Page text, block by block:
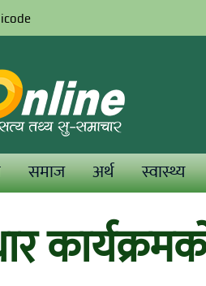
समाज अर्थ स्वास्थ्य